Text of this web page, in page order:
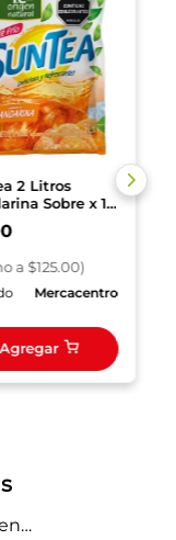
2 Litros
Sobre x 12
a $125.00)
Mercacentro
Agregar